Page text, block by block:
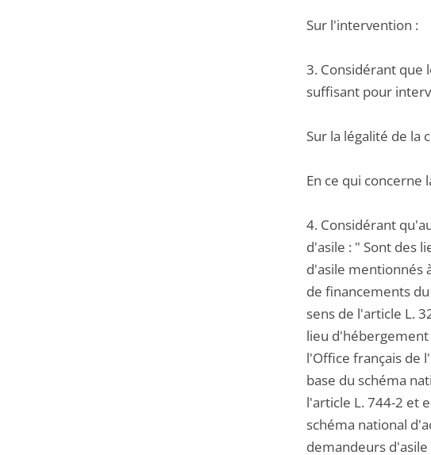
Sur l'intervention :
3. Considérant que
suffisant pour
Sur la légalité de la
En ce qui
4. Considérant
d'asile : " Sont des
d'asile mentionnés
de financements
sens de l'article L.
lieu
l'Office français de
base du schéma
l'article L. 744-2 et
schéma national
demandeurs